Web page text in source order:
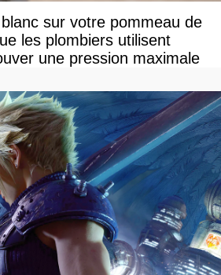
sur votre pommeau de
les plombiers utilisent
une pression maximale